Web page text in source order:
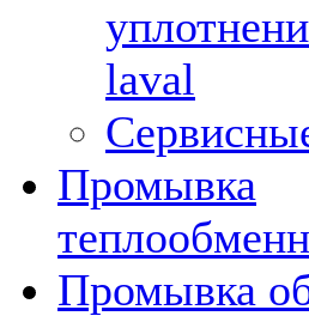
laval
Промывка
Промывка